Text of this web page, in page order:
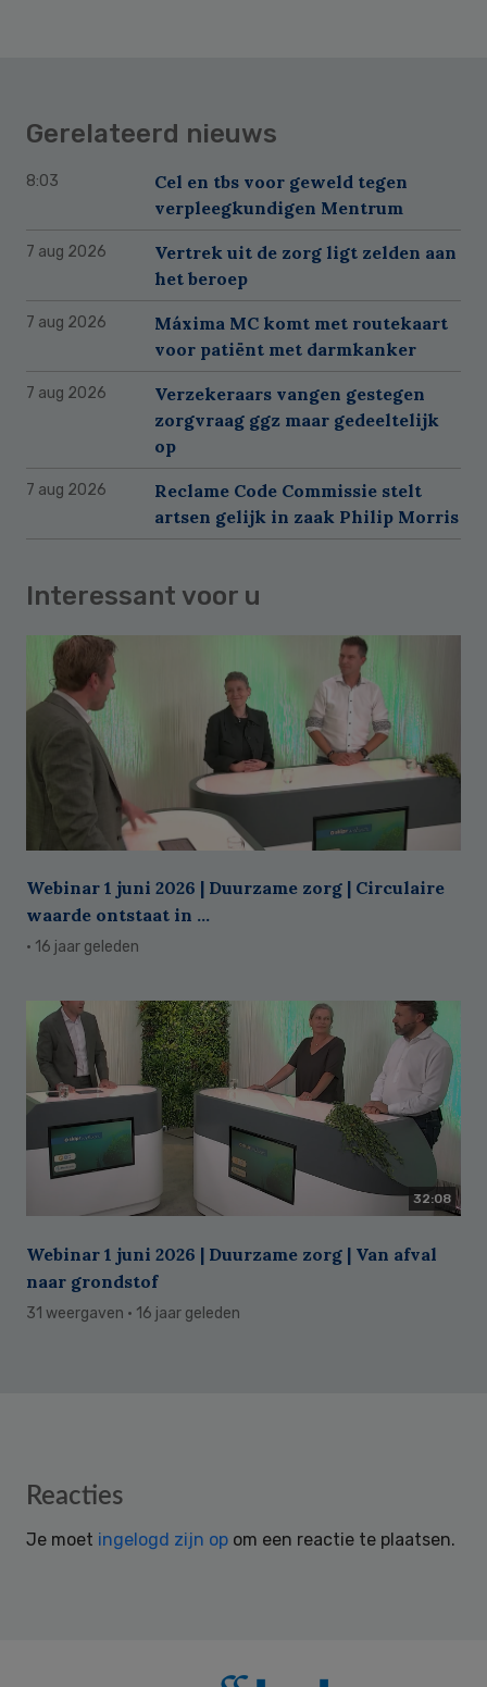
Gerelateerd nieuws
8:03
Cel en tbs voor geweld tegen
verpleegkundigen Mentrum
7 aug 2026
Vertrek uit de zorg ligt zelden aan
het beroep
7 aug 2026
Máxima MC komt met routekaart
voor patiënt met darmkanker
7 aug 2026
Verzekeraars vangen gestegen
zorgvraag ggz maar gedeeltelijk
op
7 aug 2026
Reclame Code Commissie stelt
artsen gelijk in zaak Philip Morris
Interessant voor u
Webinar 1 juni 2026 | Duurzame zorg | Circulaire
waarde ontstaat in ...
· 16 jaar geleden
32:08
Webinar 1 juni 2026 | Duurzame zorg | Van afval
naar grondstof
31 weergaven · 16 jaar geleden
Reader
Reacties
Je moet ingelogd zijn op om een reactie te plaatsen.